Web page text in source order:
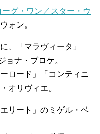
ーグ・ワン／スター・ウ
ォン。
、「マラヴィータ」
ョナ・ブロケ。
ロード」「コンティニ
オリヴィエ。
リート」のミゲル・ベ